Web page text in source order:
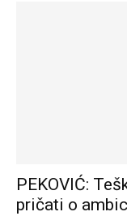
PEKOVIĆ:
pričati o